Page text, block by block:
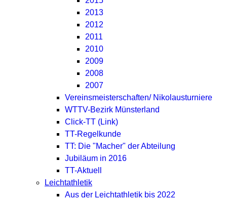
2013
2012
2011
2010
2009
2008
2007
Vereinsmeisterschaften/ Nikolausturniere
WTTV-Bezirk Münsterland
Click-TT (Link)
TT-Regelkunde
TT: Die "Macher" der Abteilung
Jubiläum in 2016
TT-Aktuell
Leichtathletik
Aus der Leichtathletik bis 2022